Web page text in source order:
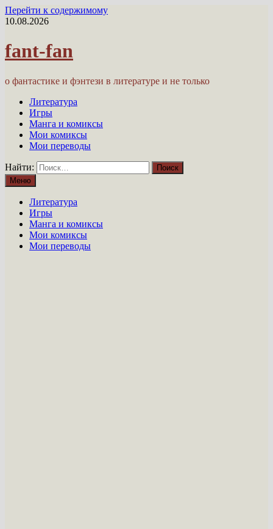
Перейти к содержимому
10.08.2026
fant-fan
о фантастике и фэнтези в литературе и не только
Литература
Игры
Манга и комиксы
Мои комиксы
Мои переводы
Найти:
Меню
Литература
Игры
Манга и комиксы
Мои комиксы
Мои переводы